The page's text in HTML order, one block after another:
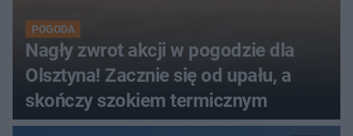
POGODA
Nagły zwrot akcji w pogodzie dla
Olsztyna! Zacznie się od upału, a
skończy szokiem termicznym